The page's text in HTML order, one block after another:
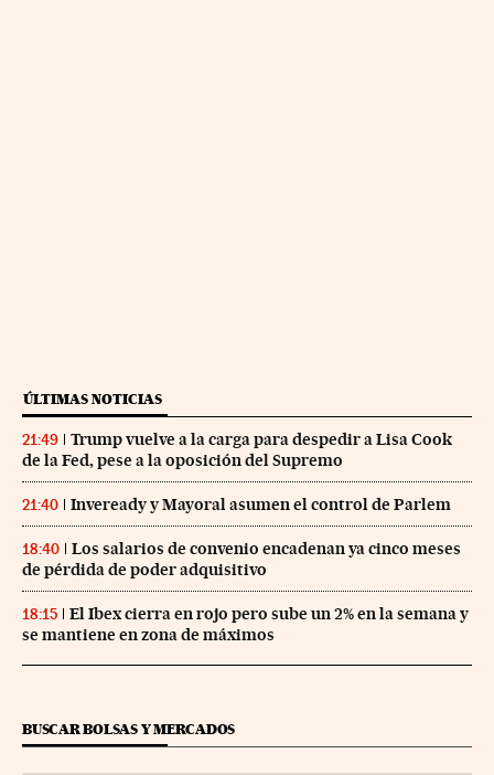
ÚLTIMAS NOTICIAS
21:49
Trump vuelve a la carga para despedir a Lisa Cook
de la Fed, pese a la oposición del Supremo
21:40 Inveready y Mayoral asumen el control de Parlem
18:40
Los salarios de convenio encadenan ya cinco meses
de pérdida de poder adquisitivo
18:15
El Ibex cierra en rojo pero sube un 2% en la semana y
se mantiene en zona de máximos
BUSCAR BOLSAS Y MERCADOS